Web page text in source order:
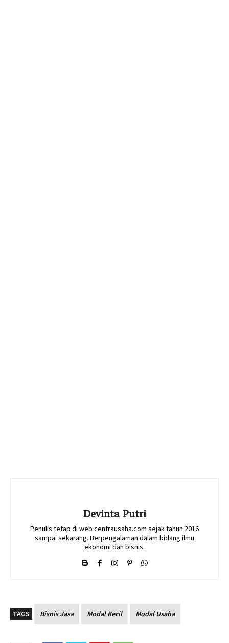
Devinta Putri
Penulis tetap di web centrausaha.com sejak tahun 2016
sampai sekarang. Berpengalaman dalam bidang ilmu
ekonomi dan bisnis.
TAGS Bisnis Jasa Modal Kecil Modal Usaha